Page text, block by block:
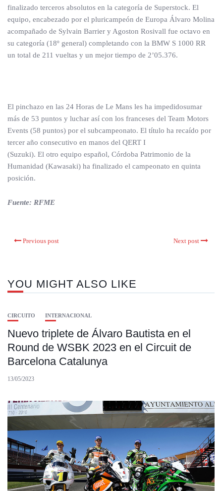
finalizado terceros absolutos en la categoría de Superstock. El
equipo, encabezado por el pluricampeón de Europa Álvaro Molina
acompañado de Sylvain Barrier y Agoston Rosivall fue octavo en
su categoría (18º general) completando con la BMW S 1000 RR
un total de 211 vueltas y un mejor tiempo de 2’05.376.
El pinchazo en las 24 Horas de Le Mans les ha impedidosumar
más de 53 puntos y luchar así con los franceses del Team Motors
Events (58 puntos) por el subcampeonato. El título ha recaído por
tercer año consecutivo en manos del QERT I
(Suzuki). El otro equipo español, Córdoba Patrimonio de la
Humanidad (Kawasaki) ha finalizado el campeonato en quinta
posición.
Fuente: RFME
Previous post Next post
YOU MIGHT ALSO LIKE
CIRCUITO INTERNACIONAL
Nuevo triplete de Álvaro Bautista en el
Round de WSBK 2023 en el Circuit de
Barcelona Catalunya
13/05/2023